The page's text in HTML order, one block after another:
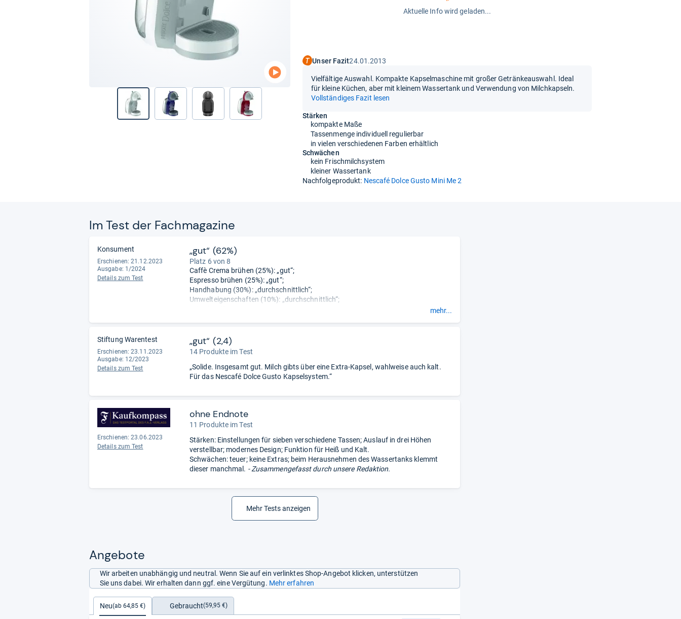
Aktuelle Info wird geladen...
Unser Fazit24.01.2013
Vielfältige Auswahl. Kompakte Kapselmaschine mit großer Getränkeauswahl. Ideal
für kleine Küchen, aber mit kleinem Wassertank und Verwendung von Milchkapseln.
Vollständiges Fazit lesen
Stärken
kompakte Maße
Tassenmenge individuell regulierbar
in vielen verschiedenen Farben erhältlich
Schwächen
kein Frischmilchsystem
kleiner Wassertank
Nachfolgeprodukt: Nescafé Dolce Gusto Mini Me 2
Im Test der Fach­ma­ga­zine
Konsument
Erschienen: 21.12.2023
Ausgabe: 1/2024
Details zum Test
„gut“ (62%)
Platz 6 von 8
Caffè Crema brühen (25%): „gut“;
Espresso brühen (25%): „gut“;
Handhabung (30%): „durchschnittlich“;
Umwelteigenschaften (10%): „durchschnittlich“;
mehr...
Stiftung Warentest
Erschienen: 23.11.2023
Ausgabe: 12/2023
Details zum Test
„gut“ (2,4)
14 Produkte im Test
„Solide. Insgesamt gut. Milch gibts über eine Extra-Kapsel, wahlweise auch kalt.
Für das Nescafé Dolce Gusto Kapselsystem.“
Erschienen: 23.06.2023
Details zum Test
ohne Endnote
11 Produkte im Test
Stärken: Einstellungen für sieben verschiedene Tassen; Auslauf in drei Höhen
verstellbar; modernes Design; Funktion für Heiß und Kalt.
Schwächen: teuer; keine Extras; beim Herausnehmen des Wassertanks klemmt
dieser manchmal. - Zusammengefasst durch unsere Redaktion.
Mehr Tests anzeigen
Angebote
Wir arbeiten unabhängig und neutral. Wenn Sie auf ein verlinktes Shop-Angebot klicken, unterstützen
Sie uns dabei. Wir erhalten dann ggf. eine Vergütung. Mehr erfahren
Neu(ab 64,85 €) Gebraucht(59,95 €)